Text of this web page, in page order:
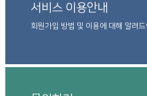
서비스 이용안내
회원가입 방법 및 이용에 대해 알려드